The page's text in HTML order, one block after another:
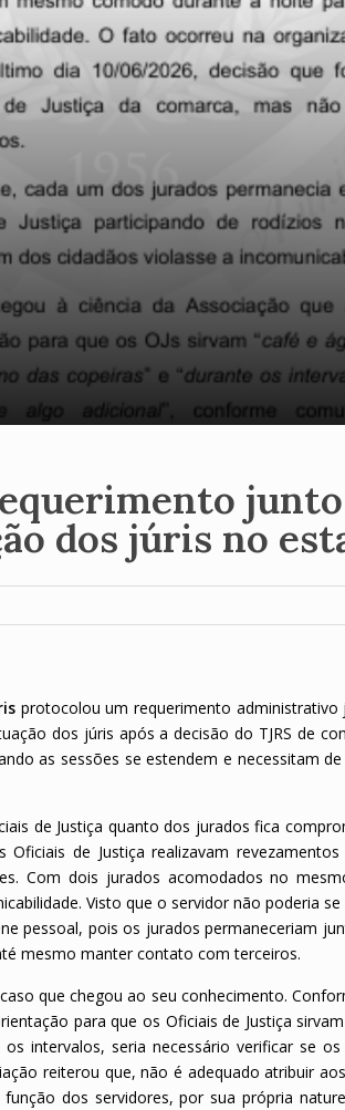
junto
dos júris no
protocolou um requerimento administrativo
dos júris após a decisão do TJRS de
as sessões se estendem e necessitam
de Justiça quanto dos jurados fica
de Justiça realizavam
Com dois jurados acomodados no
Visto que o servidor não poderia
pessoal, pois os jurados permaneceriam
mesmo manter contato com terceiros.
que chegou ao seu conhecimento.
para que os Oficiais de Justiça
intervalos, seria necessário verificar se
reiterou que, não é adequado atribuir
dos servidores, por sua própria